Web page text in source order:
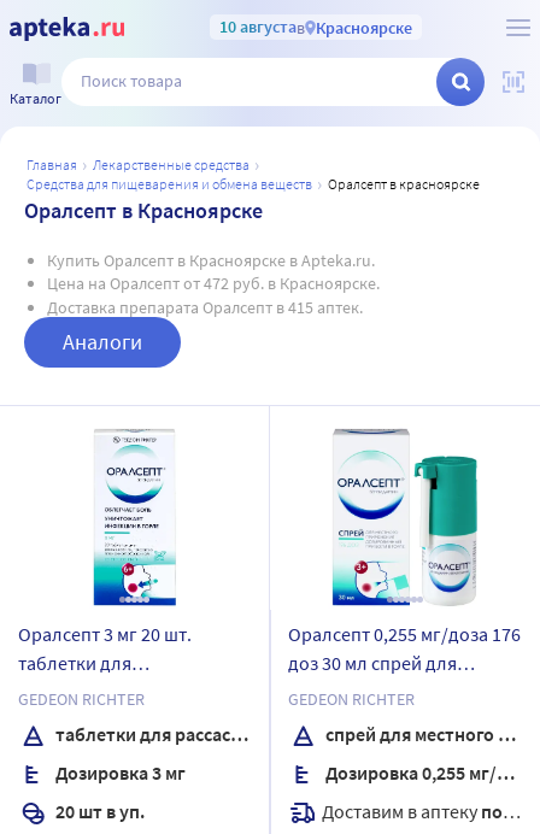
10 августав Красноярске
Каталог
главная
лекарственные средства
средства для пищеварения и обмена веществ
оралсепт в красноярске
Оралсепт в Красноярске
Купить Оралсепт в Красноярске в Apteka.ru.
Цена на Оралсепт от 472 руб. в Красноярске.
Доставка препарата Оралсепт в 415 аптек.
Аналоги
Оралсепт 3 мг 20 шт.
таблетки для
рассасывания покрытые
пленочной оболочкой
GEDEON RICHTER
таблетки для рассасывания
Дозировка 3 мг
20 шт в уп.
Оралсепт 0,255 мг/доза 176
доз 30 мл спрей для
местного применения
дозированный
GEDEON RICHTER
спрей для местного применения
Дозировка 0,255 мг/доза
Доставим в аптеку послезавтра